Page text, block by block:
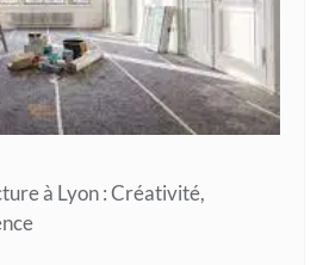
à Lyon : Créativité,